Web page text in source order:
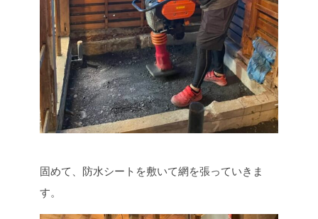
固めて、防水シートを敷いて網を張っていきま
す。